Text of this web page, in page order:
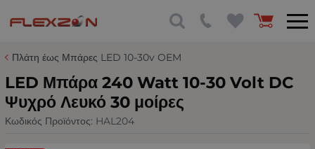
Πλάτη έως Μπάρες LED 10-30v OEM
LED Μπάρα 240 Watt 10-30 Volt DC
Ψυχρό Λευκό 30 μοίρες
Κωδικός Προϊόντος: HAL204